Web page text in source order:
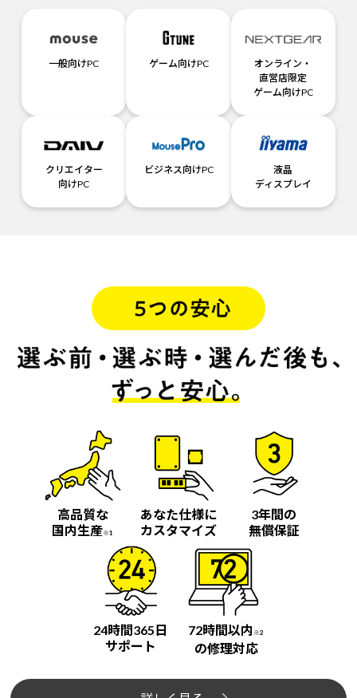
一般向けPC ゲーム向けPC
オンライン・
直営店限定
ゲーム向けPC
クリエイター
向けPC
ビジネス向けPC
液晶
ディスプレイ
高品質な
国内生産※1
あなた仕様に
カスタマイズ
3年間の
無償保証
24時間365日
サポート
72時間以内 ※2
の修理対応